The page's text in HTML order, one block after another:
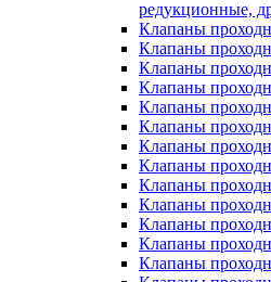
редукционные,
Клапаны
Клапаны
Клапаны
Клапаны
Клапаны
Клапаны
Клапаны
Клапаны
Клапаны
Клапаны
Клапаны
Клапаны
Клапаны